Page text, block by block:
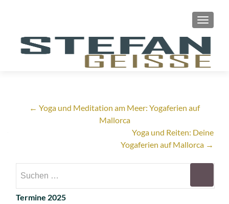
Artikel-
← Yoga und Meditation am Meer: Yogaferien auf
Mallorca
Yoga und Reiten: Deine
Yogaferien auf Mallorca →
nach:
Termine 2025